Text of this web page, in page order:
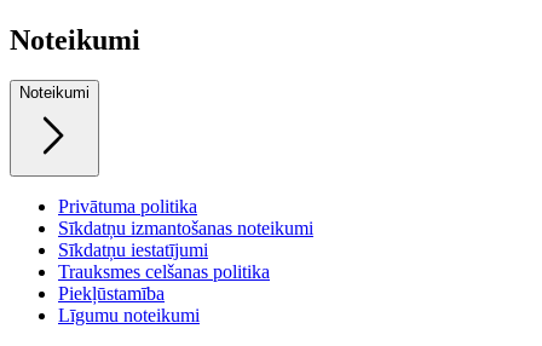
Noteikumi
Noteikumi
Privātuma politika
Sīkdatņu izmantošanas noteikumi
Sīkdatņu iestatījumi
Trauksmes celšanas politika
Piekļūstamība
Līgumu noteikumi